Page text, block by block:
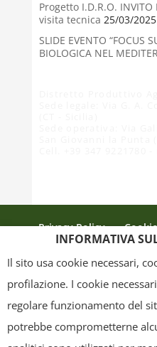
Progetto I.D.R.O.
visita tecnica 25/03/2025
SLIDE EVENTO “FOCUS
BIOLOGICA NEL
Privacy Policy
grafica ed il layout) sono di
INFORMATIVA
Il sito usa cookie necessari,
profilazione. I cookie
regolare funzionamento del
potrebbe comprometterne